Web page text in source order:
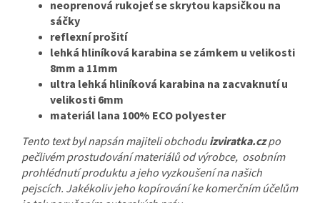
neoprenová rukojeť se skrytou kapsičkou na
sáčky
reflexní prošití
lehká hliníková karabina se zámkem u velikosti
8mm a 11mm
ultra lehká hliníková karabina na zacvaknutí u
velikosti 6mm
materiál lana 100% ECO polyester
Tento text byl napsán majiteli obchoduizviratka.czpo
pečlivém prostudování materiálů od výrobce, osobním
prohlédnutí produktu a jeho vyzkoušení na našich
pejscích. Jakékoliv jeho kopírování ke komerčním účelům